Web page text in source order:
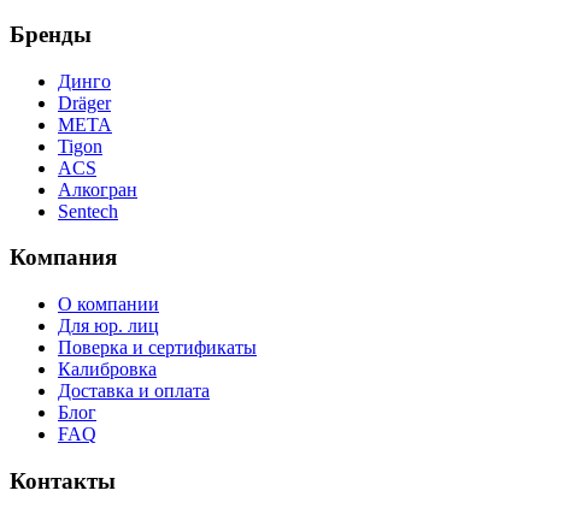
Бренды
Динго
Dräger
МЕТА
Tigon
ACS
Алкогран
Sentech
Компания
О компании
Для юр. лиц
Поверка и сертификаты
Калибровка
Доставка и оплата
Блог
FAQ
Контакты